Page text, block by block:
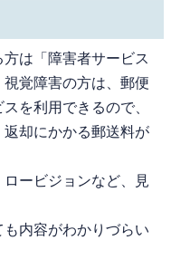
は「障害者サービス
覚障害の方は、郵便
を利用できるので、
返却にかかる郵送料が
ービジョンなど、見
内容がわかりづらい